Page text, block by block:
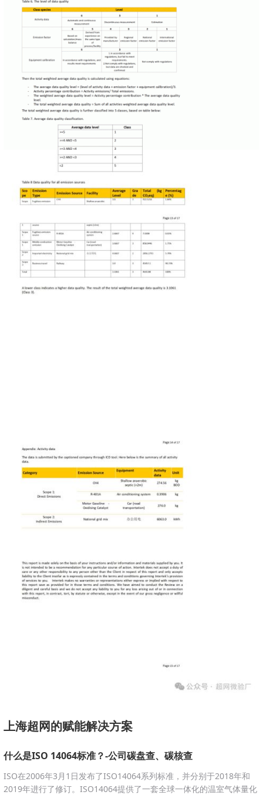
上海超网的赋能解决方案
什么是ISO 14064标准？-公司碳盘查、碳核查
ISO在2006年3月1日发布了ISO14064系列标准，并分别于2018年和
2019年进行了修订。ISO14064提供了一套全球一体化的温室气体量化